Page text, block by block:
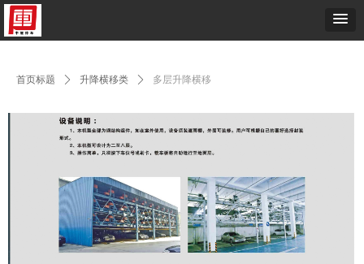
首页标题 ꄲ 升降横移类 ꄲ 多层升降横移